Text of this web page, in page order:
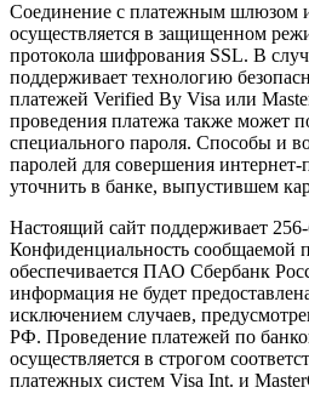
Соединение с платежным шлюзом
осуществляется в защищенном
протокола шифрования SSL. В
поддерживает технологию
платежей Verified By Visa или
проведения платежа также может
специального пароля. Способы и
паролей для совершения
уточнить в банке, выпустившем
Настоящий сайт поддерживает
Конфиденциальность сообщаемой
обеспечивается ПАО Сбербанк
информация не будет
исключением случаев,
РФ. Проведение платежей по
осуществляется в строгом
платежных систем Visa Int. и